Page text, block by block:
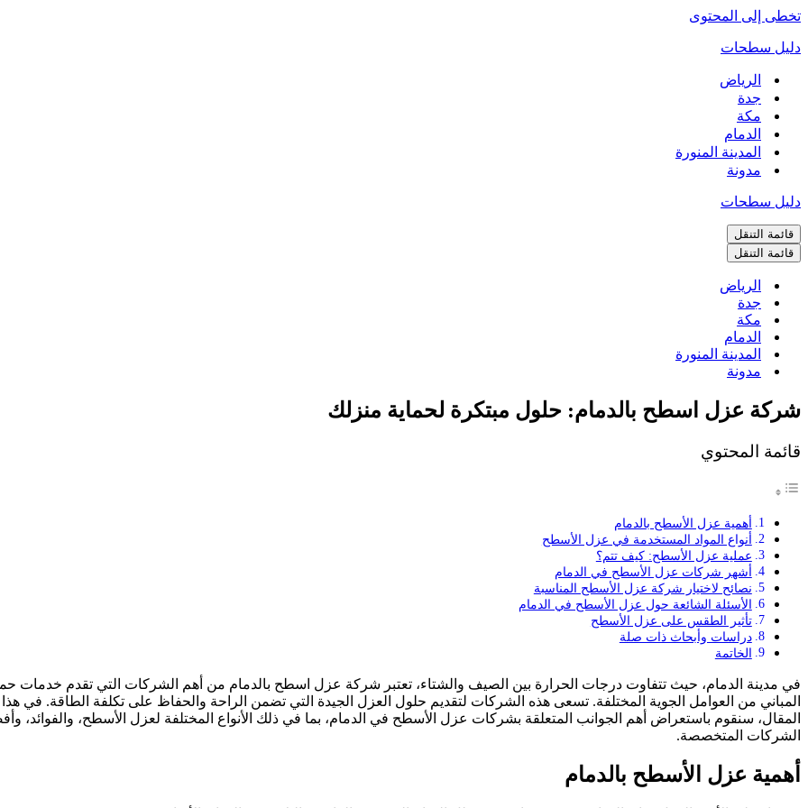
تخطى إلى المحتوى
دليل سطحات
الرياض
جدة
مكة
الدمام
المدينة المنورة
مدونة
دليل سطحات
قائمة التنقل
قائمة التنقل
الرياض
جدة
مكة
الدمام
المدينة المنورة
مدونة
شركة عزل اسطح بالدمام: حلول مبتكرة لحماية منزلك
قائمة المحتوي
أهمية عزل الأسطح بالدمام
أنواع المواد المستخدمة في عزل الأسطح
عملية عزل الأسطح: كيف تتم؟
أشهر شركات عزل الأسطح في الدمام
نصائح لاختيار شركة عزل الأسطح المناسبة
الأسئلة الشائعة حول عزل الأسطح في الدمام
تأثير الطقس على عزل الأسطح
دراسات وأبحاث ذات صلة
الخاتمة
في مدينة الدمام، حيث تتفاوت درجات الحرارة بين الصيف والشتاء، تعتبر شركة عزل اسطح بالدمام من أهم الشركات التي تقدم خدمات
المباني من العوامل الجوية المختلفة. تسعى هذه الشركات لتقديم حلول العزل الجيدة التي تضمن الراحة والحفاظ على تكلفة الطاقة. في هذا
المقال، سنقوم باستعراض أهم الجوانب المتعلقة بشركات عزل الأسطح في الدمام، بما في ذلك الأنواع المختلفة لعزل الأسطح، والفوائد،
الشركات المتخصصة.
أهمية عزل الأسطح بالدمام